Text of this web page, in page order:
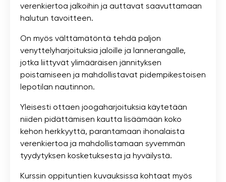
verenkiertoa jalkoihin ja auttavat saavuttamaan
halutun tavoitteen.
On myös välttämätöntä tehdä paljon
venyttelyharjoituksia jaloille ja lannerangalle,
jotka liittyvät ylimääräisen jännityksen
poistamiseen ja mahdollistavat pidempikestoisen
lepotilan nautinnon.
Yleisesti ottaen joogaharjoituksia käytetään
niiden pidättämisen kautta lisäämään koko
kehon herkkyyttä, parantamaan ihonalaista
verenkiertoa ja mahdollistamaan syvemmän
tyydytyksen kosketuksesta ja hyväilystä.
Kurssin oppituntien kuvauksissa kohtaat myös